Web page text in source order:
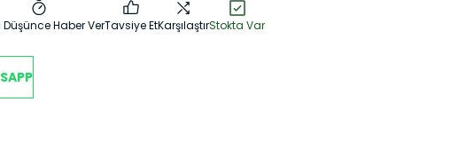
Düşünce Haber VerTavsiye EtKarşılaştırStokta Var